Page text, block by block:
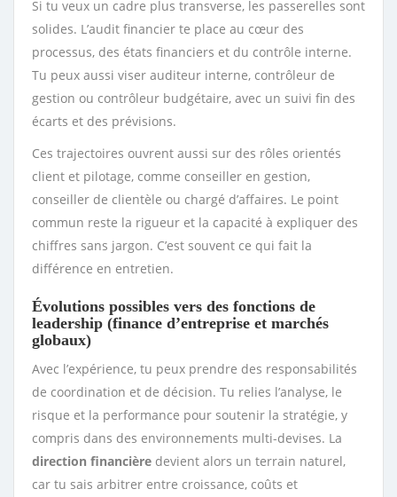
Si tu veux un cadre plus transverse, les passerelles sont
solides. L’audit financier te place au cœur des
processus, des états financiers et du contrôle interne.
Tu peux aussi viser auditeur interne, contrôleur de
gestion ou contrôleur budgétaire, avec un suivi fin des
écarts et des prévisions.
Ces trajectoires ouvrent aussi sur des rôles orientés
client et pilotage, comme conseiller en gestion,
conseiller de clientèle ou chargé d’affaires. Le point
commun reste la rigueur et la capacité à expliquer des
chiffres sans jargon. C’est souvent ce qui fait la
différence en entretien.
Évolutions possibles vers des fonctions de
leadership (finance d’entreprise et marchés
globaux)
Avec l’expérience, tu peux prendre des responsabilités
de coordination et de décision. Tu relies l’analyse, le
risque et la performance pour soutenir la stratégie, y
compris dans des environnements multi-devises. La
direction financière devient alors un terrain naturel,
car tu sais arbitrer entre croissance, coûts et